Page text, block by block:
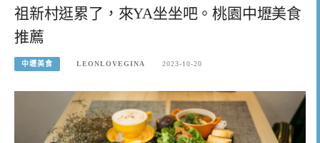
祖新村逛累了，來YA坐坐吧。桃園中壢美食
推薦
中壢美食 LEONLOVEGINA 2023-10-20